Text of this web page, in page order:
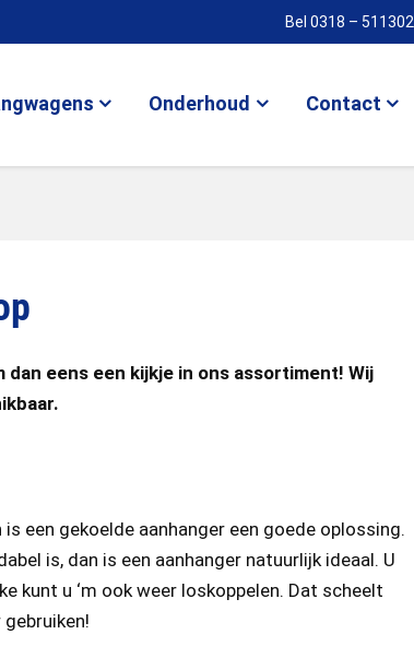
Bel 0318 – 511302
Onderhoud Contact
dan eens een kijkje in ons assortiment! Wij
een gekoelde aanhanger een goede oplossing.
is, dan is een aanhanger natuurlijk ideaal. U
kunt u ‘m ook weer loskoppelen. Dat scheelt